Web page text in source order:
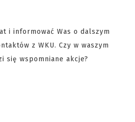
i informować Was o dalszym
z WKU. Czy w waszym
się wspomniane akcje?